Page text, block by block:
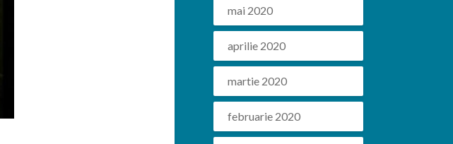
mai 2020
aprilie 2020
martie 2020
februarie 2020